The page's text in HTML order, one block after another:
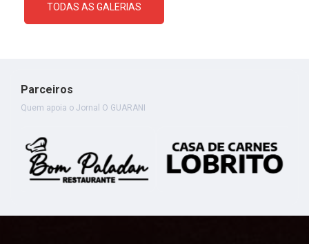
TODAS AS GALERIAS
Parceiros
Quem apoia o Jornal O GUARANI